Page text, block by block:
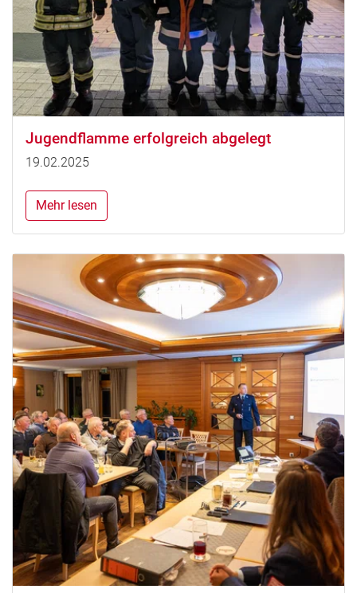
Jugendflamme erfolgreich abgelegt
19.02.2025
Mehr lesen